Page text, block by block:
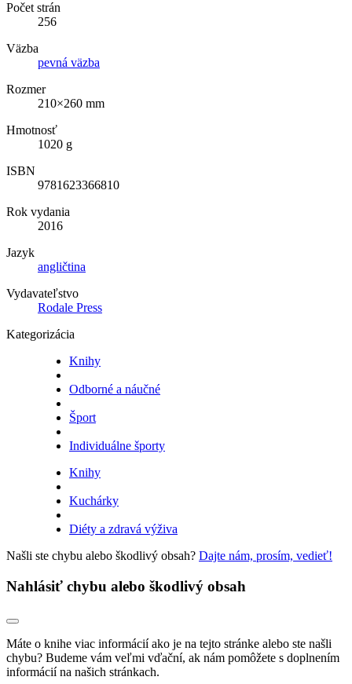
Počet strán
256
Väzba
pevná väzba
Rozmer
210×260 mm
Hmotnosť
1020 g
ISBN
9781623366810
Rok vydania
2016
Jazyk
angličtina
Vydavateľstvo
Rodale Press
Kategorizácia
Knihy
Odborné a náučné
Šport
Individuálne športy
Knihy
Kuchárky
Diéty a zdravá výživa
Našli ste chybu alebo škodlivý obsah? Dajte nám, prosím, vedieť!
Nahlásiť chybu alebo škodlivý obsah
Máte o knihe viac informácií ako je na tejto stránke alebo ste našli
chybu? Budeme vám veľmi vďační, ak nám pomôžete s doplnením
informácií na našich stránkach.